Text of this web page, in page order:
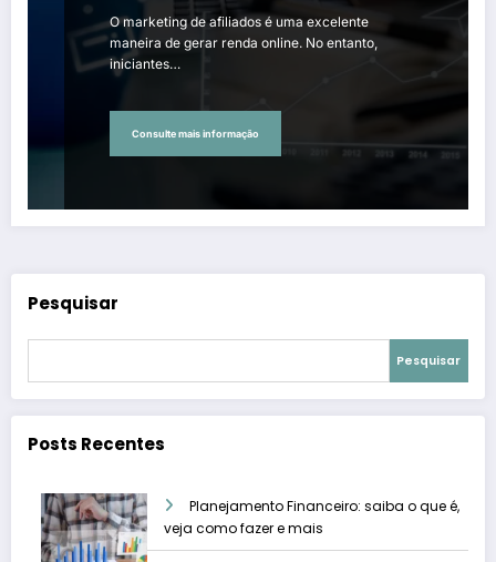
O marketing de afiliados é uma excelente
maneira de gerar renda online. No entanto,
iniciantes…
Consulte mais informação
Pesquisar
Pesquisar
Posts Recentes
Planejamento Financeiro: saiba o que é,
veja como fazer e mais